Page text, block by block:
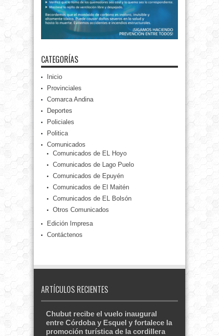
CATEGORÍAS
Inicio
Provinciales
Comarca Andina
Deportes
Policiales
Politica
Comunicados
Comunicados de EL Hoyo
Comunicados de Lago Puelo
Comunicados de Epuyén
Comunicados de El Maitén
Comunicados de EL Bolsón
Otros Comunicados
Edición Impresa
Contáctenos
ARTÍCULOS RECIENTES
Chubut recibe el vuelo inaugural
entre Córdoba y Esquel y fortalece la
promoción turística de la cordillera